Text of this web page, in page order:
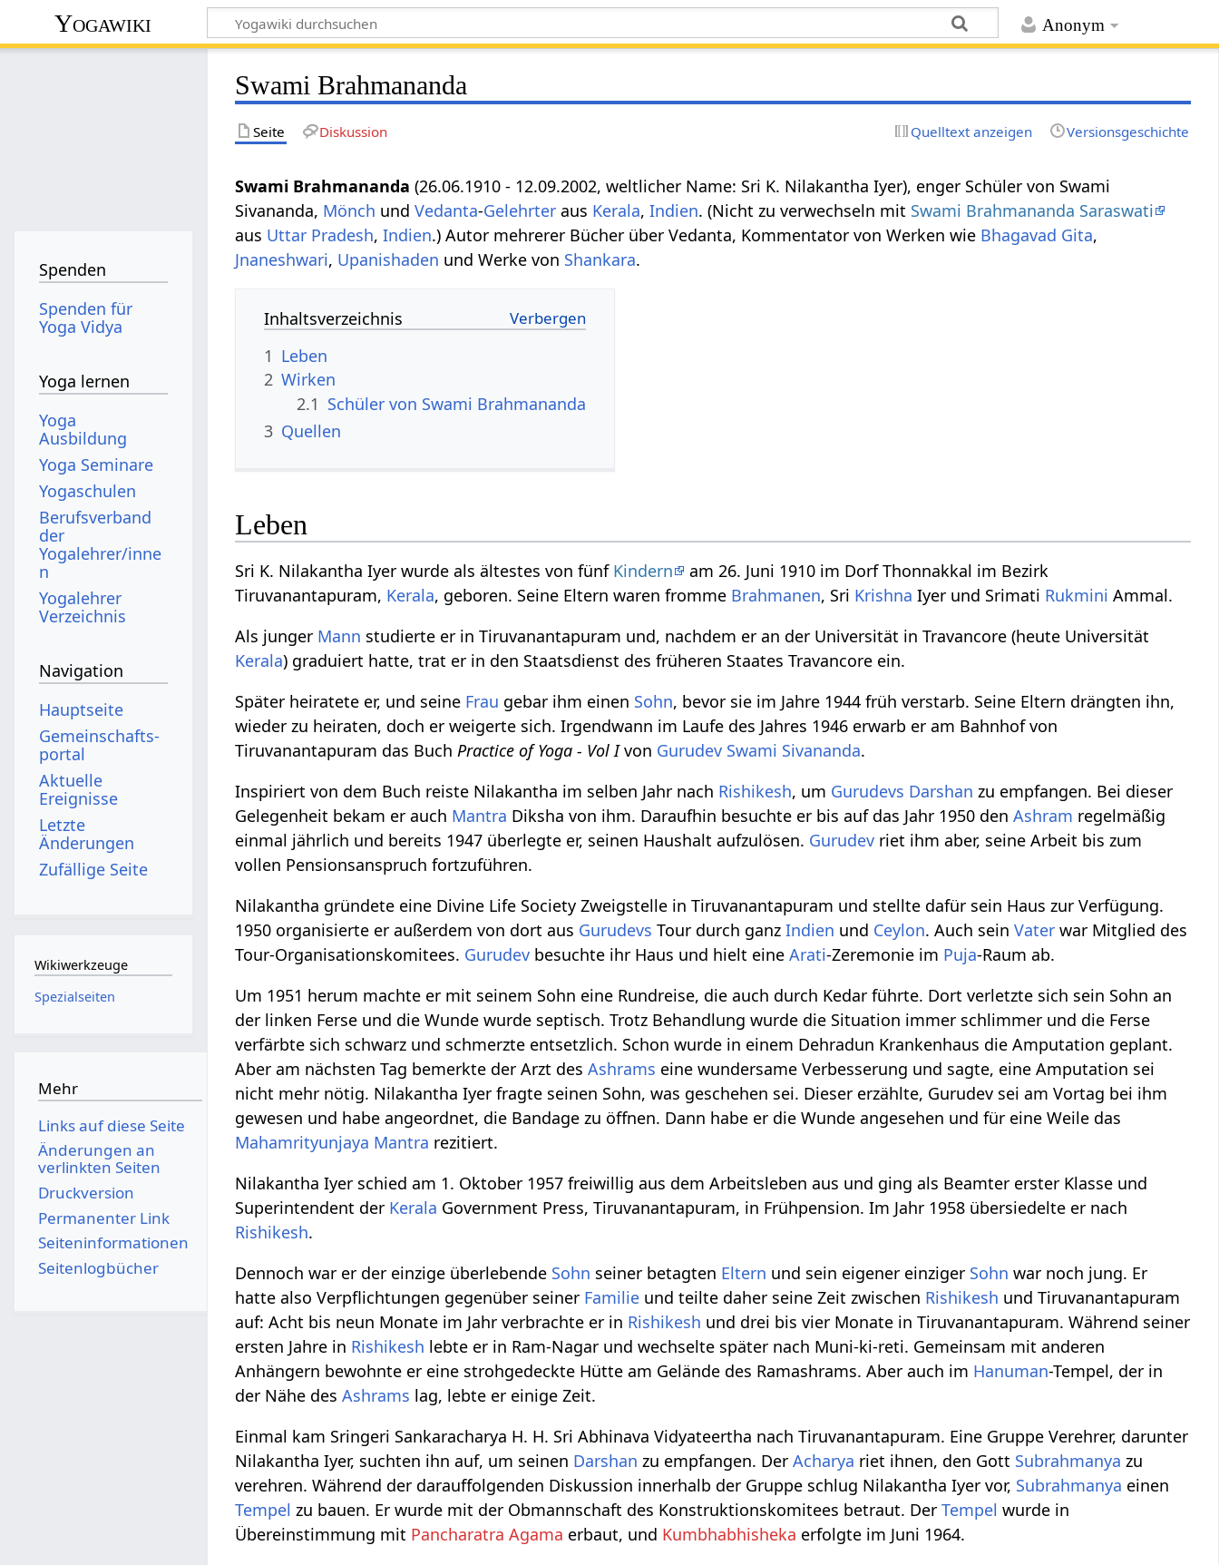
Anonym
Yogawiki
Swami Brahmananda
Seite Diskussion Quelltext anzeigen Versionsgeschichte
Swami Brahmananda (26.06.1910 - 12.09.2002, weltlicher Name: Sri K. Nilakantha Iyer), enger Schüler von Swami
Sivananda, Mönch undVedanta-Gelehrter aus Kerala,Indien. (Nicht zu verwechseln mit Swami Brahmananda Saraswati
aus Uttar Pradesh,Indien.) Autor mehrerer Bücher über Vedanta, Kommentator von Werken wie Bhagavad Gita,
Jnaneshwari, Upanishaden und Werke von Shankara.
Inhaltsverzeichnis
1 Leben
2 Wirken
2.1 Schüler von Swami Brahmananda
3 Quellen
Leben
Sri K. Nilakantha Iyer wurde als ältestes von fünf Kindern
am 26. Juni 1910 im Dorf Thonnakkal im Bezirk
Tiruvanantapuram, Kerala, geboren. Seine Eltern waren fromme Brahmanen, Sri Krishna Iyer und Srimati Rukmini Ammal.
Als junger Mann studierte er in Tiruvanantapuram und, nachdem er an der Universität in Travancore (heute Universität
Kerala) graduiert hatte, trat er in den Staatsdienst des früheren Staates Travancore ein.
Später heiratete er, und seine Frau gebar ihm einen Sohn, bevor sie im Jahre 1944 früh verstarb. Seine Eltern drängten ihn,
wieder zu heiraten, doch er weigerte sich. Irgendwann im Laufe des Jahres 1946 erwarb er am Bahnhof von
Tiruvanantapuram das BuchPractice of Yoga - Vol Ivon Gurudev Swami Sivananda.
Inspiriert von dem Buch reiste Nilakantha im selben Jahr nach Rishikesh, um Gurudevs Darshan zu empfangen. Bei dieser
Gelegenheit bekam er auch Mantra Diksha von ihm. Daraufhin besuchte er bis auf das Jahr 1950 denAshram regelmäßig
einmal jährlich und bereits 1947 überlegte er, seinen Haushalt aufzulösen. Gurudev riet ihm aber, seine Arbeit bis zum
vollen Pensionsanspruch fortzuführen.
Nilakantha gründete eine Divine Life Society Zweigstelle in Tiruvanantapuram und stellte dafür sein Haus zur Verfügung.
1950 organisierte er außerdem von dort aus Gurudevs Tour durch ganzIndien und Ceylon. Auch seinVater war Mitglied des
Tour-Organisationskomitees. Gurudev besuchte ihr Haus und hielt eineArati-Zeremonie im Puja-Raum ab.
Um 1951 herum machte er mit seinem Sohn eine Rundreise, die auch durch Kedar führte. Dort verletzte sich sein Sohn an
der linken Ferse und die Wunde wurde septisch. Trotz Behandlung wurde die Situation immer schlimmer und die Ferse
verfärbte sich schwarz und schmerzte entsetzlich. Schon wurde in einem Dehradun Krankenhaus die Amputation geplant.
Aber am nächsten Tag bemerkte der Arzt desAshrams eine wundersame Verbesserung und sagte, eine Amputation sei
nicht mehr nötig. Nilakantha Iyer fragte seinen Sohn, was geschehen sei. Dieser erzählte, Gurudev sei am Vortag bei ihm
gewesen und habe angeordnet, die Bandage zu öffnen. Dann habe er die Wunde angesehen und für eine Weile das
Mahamrityunjaya Mantra rezitiert.
Nilakantha Iyer schied am 1. Oktober 1957 freiwillig aus dem Arbeitsleben aus und ging als Beamter erster Klasse und
Superintendent der Kerala Government Press, Tiruvanantapuram, in Frühpension. Im Jahr 1958 übersiedelte er nach
Rishikesh.
Dennoch war er der einzige überlebende Sohn seiner betagten Eltern und sein eigener einziger Sohn war noch jung. Er
hatte also Verpflichtungen gegenüber seiner Familie und teilte daher seine Zeit zwischen Rishikesh und Tiruvanantapuram
auf: Acht bis neun Monate im Jahr verbrachte er in Rishikesh und drei bis vier Monate in Tiruvanantapuram. Während seiner
ersten Jahre in Rishikesh lebte er in Ram-Nagar und wechselte später nach Muni-ki-reti. Gemeinsam mit anderen
Anhängern bewohnte er eine strohgedeckte Hütte am Gelände des Ramashrams. Aber auch im Hanuman-Tempel, der in
der Nähe desAshrams lag, lebte er einige Zeit.
Einmal kam Sringeri Sankaracharya H. H. Sri Abhinava Vidyateertha nach Tiruvanantapuram. Eine Gruppe Verehrer, darunter
Nilakantha Iyer, suchten ihn auf, um seinen Darshan zu empfangen. DerAcharya riet ihnen, den Gott Subrahmanya zu
verehren. Während der darauffolgenden Diskussion innerhalb der Gruppe schlug Nilakantha Iyer vor, Subrahmanya einen
Tempel zu bauen. Er wurde mit der Obmannschaft des Konstruktionskomitees betraut. DerTempel wurde in
Übereinstimmung mit Pancharatra Agama erbaut, und Kumbhabhisheka erfolgte im Juni 1964.
Spenden
Spenden für
Yoga Vidya
Yoga lernen
Yoga
Ausbildung
Yoga Seminare
Yogaschulen
Berufsverband
der
Yogalehrer/inne
n
Yogalehrer
Verzeichnis
Navigation
Hauptseite
Gemeinschafts­
portal
Aktuelle
Ereignisse
Letzte
Änderungen
Zufällige Seite
Wikiwerkzeuge
Spezialseiten
Mehr
Links auf diese Seite
Änderungen an
verlinkten Seiten
Druckversion
Permanenter Link
Seiten­­informationen
Seitenlogbücher